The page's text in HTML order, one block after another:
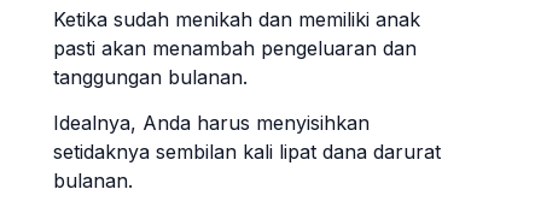
Ketika sudah menikah dan memiliki anak
pasti akan menambah pengeluaran dan
tanggungan bulanan.
Idealnya, Anda harus menyisihkan
setidaknya sembilan kali lipat dana darurat
bulanan.